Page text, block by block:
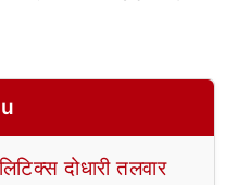
दोधारी तलवार